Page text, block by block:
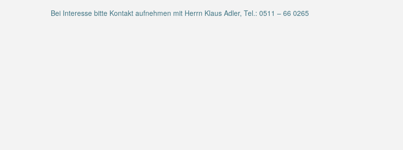
Bei Interesse bitte Kontakt aufnehmen mit Herrn Klaus Adler, Tel.: 0511 – 66 0265